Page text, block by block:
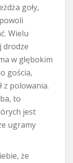
goły,
Wielu
drodze
w głębokim
gościa,
z polowania.
to
jest
ugramy
że